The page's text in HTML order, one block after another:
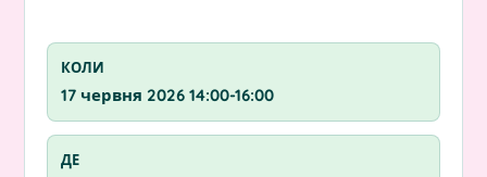
КОЛИ
17 червня 2026 14:00-16:00
ДЕ